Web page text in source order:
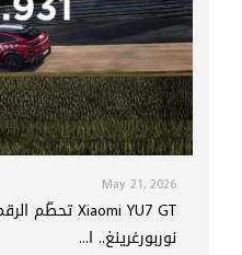
May 21, 2026
نوربورغرينغ.. ا...